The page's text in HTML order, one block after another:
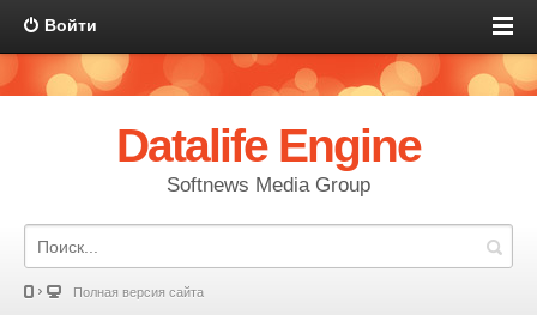
Войти
Datalife Engine
Softnews Media Group
Полная версия сайта